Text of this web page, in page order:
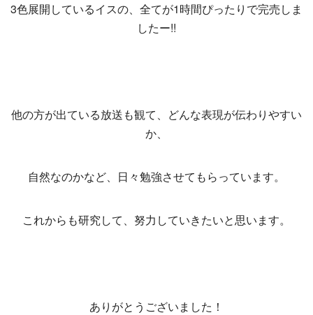
3色展開しているイスの、全てが1時間ぴったりで完売しま
したー!!
他の方が出ている放送も観て、どんな表現が伝わりやすい
か、
自然なのかなど、日々勉強させてもらっています。
これからも研究して、努力していきたいと思います。
ありがとうございました！